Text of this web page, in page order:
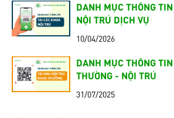
DANH MỤC THÔNG
NỘI TRÚ DỊCH VỤ
10/04/2026
DANH MỤC THÔNG
THƯỜNG - NỘI TRÚ
31/07/2025